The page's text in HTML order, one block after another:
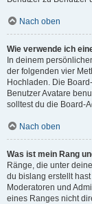
Nach oben
Wie verwende ich
In deinem
der folgenden vier
Hochladen. Die
Benutzer Avatare
solltest du die Board-
Nach oben
Was ist mein Rang
Ränge, die unter
du bislang erstellt
Moderatoren und
eines Ranges nicht